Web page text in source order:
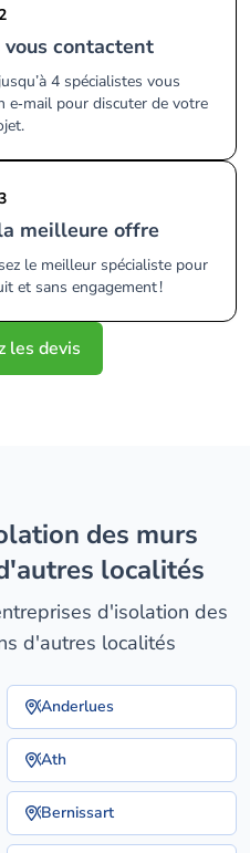
vous contactent
4 spécialistes vous
pour discuter de votre
la meilleure offre
le meilleur spécialiste pour
et sans engagement !
les devis
localités
d'isolation des
d'autres localités
Anderlues
Ath
Bernissart